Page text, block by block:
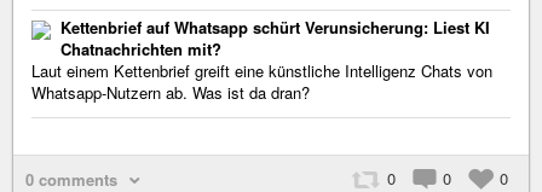
Kettenbrief auf Whatsapp schürt Verunsicherung: Liest KI
Chatnachrichten mit?
Laut einem Kettenbrief greift eine künstliche Intelligenz Chats von
Whatsapp-Nutzern ab. Was ist da dran?
0 0 0
0 comments